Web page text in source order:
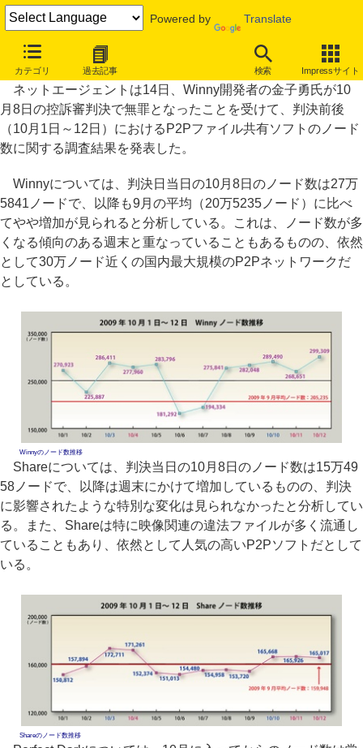
Powered by Translate
カテゴリ 過去記事 検索 Impressサイト
Winnyノード数は無罪判決後やや増加？ ネットエージェント調査
ネットエージェントは14日、Winny開発者の金子勇氏が10
月8日の控訴審判決で無罪となったことを受けて、判決前後
（10月1日～12日）におけるP2Pファイル共有ソフトのノード
数に関する調査結果を発表した。
Winnyについては、判決日当日の10月8日のノード数は27万
5841ノードで、以降も9月の平均（20万5235ノード）に比べ
てやや増加が見られると分析している。これは、ノード数が多
くなる傾向のある週末と重なっていることもあるものの、依然
として30万ノード近くの国内最大規模のP2Pネットワークだ
としている。
Winnyのノード数推移
Shareについては、判決当日の10月8日のノード数は15万49
58ノードで、以降は週末にかけて増加しているものの、判決
に影響されたような特別な変化は見られなかったと分析してい
る。また、Shareは特に映像関連の違法ファイルが多く流通し
ていることもあり、依然として人気の高いP2Pソフトだとして
いる。
Shareのノード数推移